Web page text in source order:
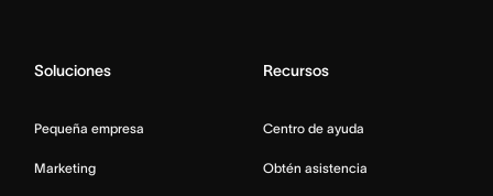
Soluciones
Pequeña empresa
Marketing
Recursos
Centro de ayuda
Obtén asistencia